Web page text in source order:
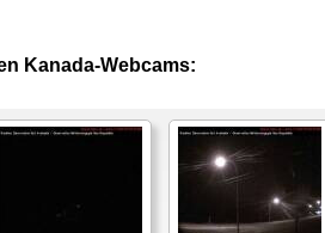
Kanada-Webcams: